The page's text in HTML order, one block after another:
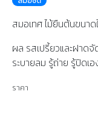
สมอเทศ ไม้ยืนต้นขนา
ผล รสเปรี้ยวและฝาด
ระบายลม รู้ถ่าย รู้ปิดเ
ราคา